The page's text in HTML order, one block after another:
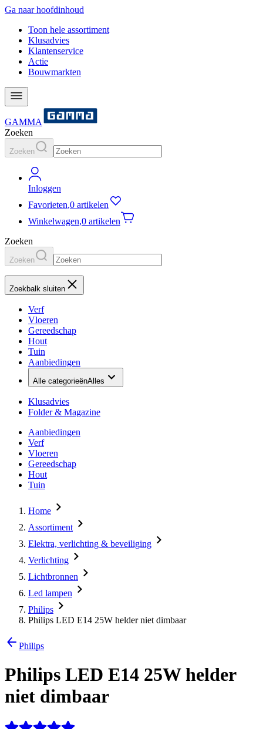
Ga naar hoofdinhoud
Toon hele assortiment
Klusadvies
Klantenservice
Actie
Bouwmarkten
GAMMA
Zoeken
Zoeken
Inloggen
Favorieten,0 artikelen
Winkelwagen,0 artikelen
Zoeken
Zoeken
Zoekbalk sluiten
Verf
Vloeren
Gereedschap
Hout
Tuin
Aanbiedingen
Alle categorieënAlles
Klusadvies
Folder & Magazine
Aanbiedingen
Verf
Vloeren
Gereedschap
Hout
Tuin
Home
Assortiment
Elektra, verlichting & beveiliging
Verlichting
Lichtbronnen
Led lampen
Philips
Philips LED E14 25W helder niet dimbaar
Philips
Philips LED E14 25W helder
niet dimbaar